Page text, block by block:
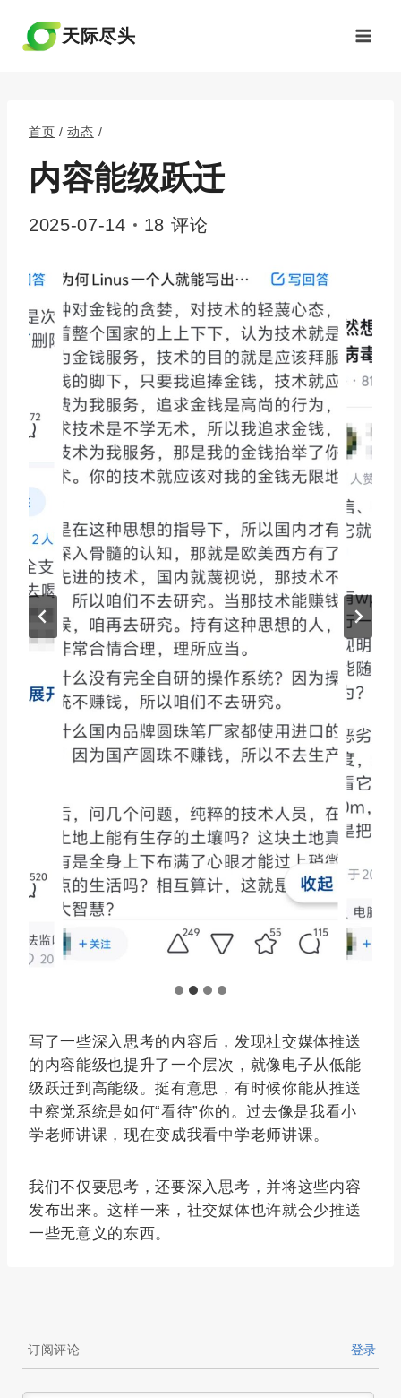
天际尽头
首页 / 动态 /
内容能级跃迁
2025-07-14 18 评论
写了一些深入思考的内容后，发现社交媒体推送
的内容能级也提升了一个层次，就像电子从低能
级跃迁到高能级。挺有意思，有时候你能从推送
中察觉系统是如何“看待”你的。过去像是我看小
学老师讲课，现在变成我看中学老师讲课。
我们不仅要思考，还要深入思考，并将这些内容
发布出来。这样一来，社交媒体也许就会少推送
一些无意义的东西。
订阅评论 登录